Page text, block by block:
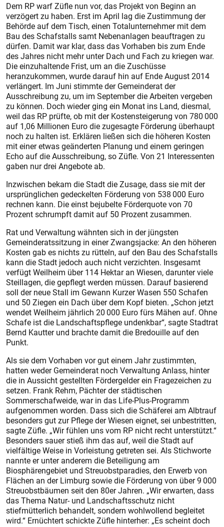
Dem RP warf Züfle nun vor, das Projekt von Beginn an
verzögert zu haben. Erst im April lag die Zustimmung der
Behörde auf dem Tisch, einen Totalunternehmer mit dem
Bau des Schafstalls samt Nebenanlagen beauftragen zu
dürfen. Damit war klar, dass das Vorhaben bis zum Ende
des Jahres nicht mehr unter Dach und Fach zu kriegen war.
Die einzuhaltende Frist, um an die Zuschüsse
heranzukommen, wurde darauf hin auf Ende August 2014
verlängert. Im Juni stimmte der Gemeinderat der
Ausschreibung zu, um im September die Arbeiten vergeben
zu können. Doch wieder ging ein Monat ins Land, diesmal,
weil das RP prüfte, ob mit der Kostensteigerung von 780 000
auf 1,06 Millionen Euro die zugesagte Förderung überhaupt
noch zu halten ist. Erklären ließen sich die höheren Kosten
mit einer etwas geänderten Planung und einem geringen
Echo auf die Ausschreibung, so Züfle. Von 21 Interessenten
gaben nur drei Angebote ab.
Inzwischen bekam die Stadt die Zusage, dass sie mit der
ursprünglichen gedeckelten Förderung von 538 000 Euro
rechnen kann. Die einst bejubelte Förderquote von 70
Prozent schrumpft damit auf 50 Prozent zusammen.
Rat und Verwaltung wähnten sich in der jüngsten
Gemeinderatssitzung in einer Zwangsjacke: An den höheren
Kosten gab es nichts zu rütteln, auf den Bau des Schafstalls
kann die Stadt jedoch auch nicht verzichten. Insgesamt
verfügt Weilheim über 114 Hektar an Wiesen, darunter viele
Steillagen, die gepflegt werden müssen. Darauf basierend
soll der neue Stall im Gewann Kurzer Wasen 550 Schafen
und 50 Ziegen ein Dach über dem Kopf bieten. „Schon jetzt
wendet Weilheim jährlich 20 000 Euro fürs Mähen auf. Ohne
Schafe ist die Landschaftspflege undenkbar“, sagte Stadtrat
Bernd Kautter und brachte damit die Bredouille auf den
Punkt.
Als sie dem Vorhaben vor gut einem Jahr zustimmten,
hatten weder Gemeinderat noch Verwaltung Anlass, hinter
die in Aussicht gestellten Fördergelder ein Fragezeichen zu
setzen. Frank Rehm, Pächter der städtischen
Sommerschafweide, war in das Life-Plus-Programm
aufgenommen worden. Dass sich die Schäferei am Albtrauf
besonders gut zur Pflege der Wiesen eignet, sei unbestritten,
sagte Züfle. „Wir fühlen uns vom RP nicht recht unterstützt.“
Besonders sauer stieß ihm das auf, weil die Stadt auf
vielfältige Weise in Vorleistung getreten sei. Als Stichworte
nannte er unter anderem die Beteiligung am
Biosphärengebiet und Streuobstparadies, den Erwerb von
Flächen an der Limburg sowie die Förderung von über 9 000
Streuobstbäumen seit den 80er Jahren. „Wir erwarten, dass
das Thema Natur- und Landschaftsschutz nicht
stiefmütterlich behandelt, sondern wohlwollend begleitet
wird.“ Ernüchtert schickte Züfle hinterher: „Es scheint doch